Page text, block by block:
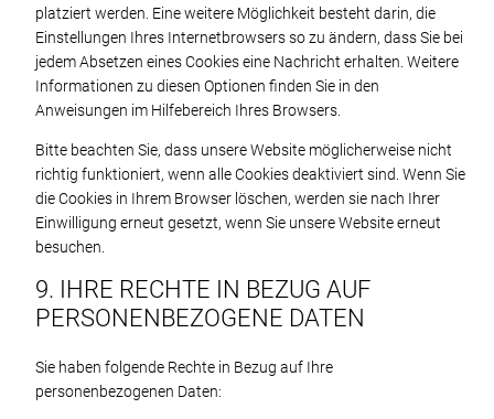
platziert werden. Eine weitere Möglichkeit besteht darin, die
Einstellungen Ihres Internetbrowsers so zu ändern, dass Sie bei
jedem Absetzen eines Cookies eine Nachricht erhalten. Weitere
Informationen zu diesen Optionen finden Sie in den
Anweisungen im Hilfebereich Ihres Browsers.
Bitte beachten Sie, dass unsere Website möglicherweise nicht
richtig funktioniert, wenn alle Cookies deaktiviert sind. Wenn Sie
die Cookies in Ihrem Browser löschen, werden sie nach Ihrer
Einwilligung erneut gesetzt, wenn Sie unsere Website erneut
besuchen.
9. IHRE RECHTE IN BEZUG AUF
PERSONENBEZOGENE DATEN
Sie haben folgende Rechte in Bezug auf Ihre
personenbezogenen Daten: